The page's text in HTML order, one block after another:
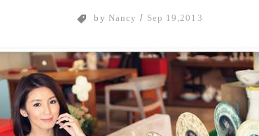
by Nancy / Sep 19,2013